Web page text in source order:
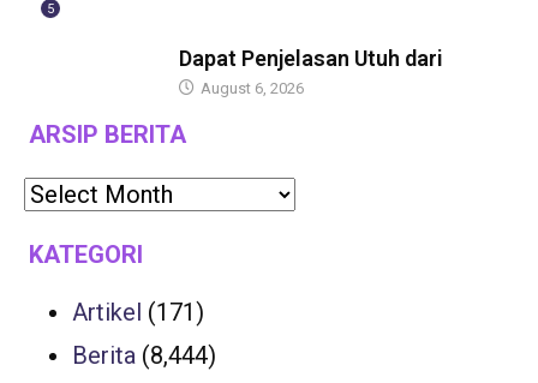
5
Dapat Penjelasan Utuh dari
August 6, 2026
ARSIP BERITA
KATEGORI
Artikel (171)
Berita (8,444)